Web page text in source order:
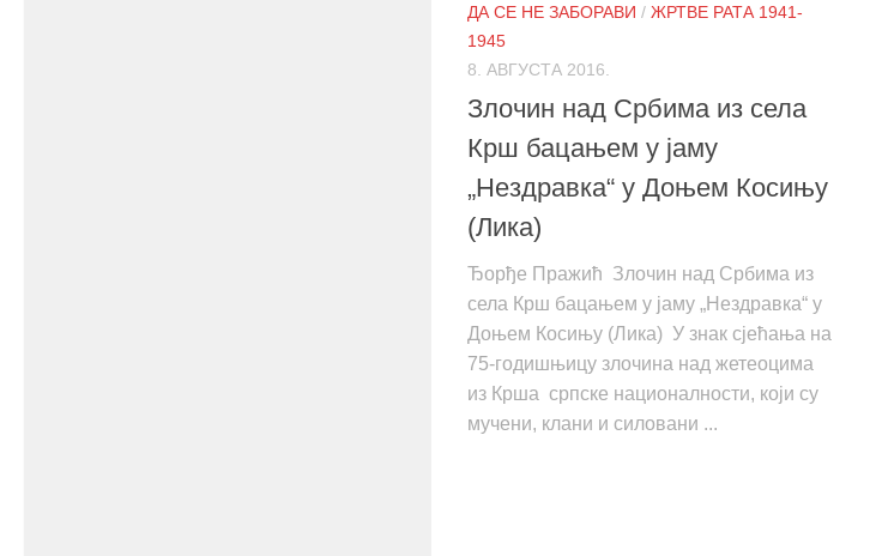
ДА СЕ НЕ ЗАБОРАВИ / ЖРТВЕ РАТА 1941-
1945
8. АВГУСТА 2016.
Злочин над Србима из села
Крш бацањем у јаму
„Нездравка“ у Доњем Косињу
(Лика)
Ђорђе Пражић Злочин над Србима из
села Крш бацањем у јаму „Нездравка“ у
Доњем Косињу (Лика) У знак сјећања на
75-годишњицу злочина над жетеоцима
из Крша српске националности, који су
мучени, клани и силовани ...